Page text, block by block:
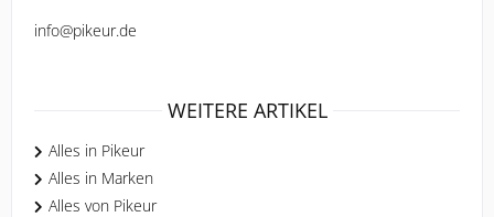
info@pikeur.de
WEITERE ARTIKEL
Alles in Pikeur
Alles in Marken
Alles von Pikeur